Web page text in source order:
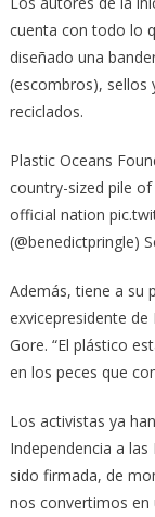
cuenta con todo lo
diseñado una
(escombros), sellos
reciclados.
Plastic Oceans
country-sized pile
official nation
(@benedictpringle)
Además, tiene a su
exvicepresidente de
Gore. “El plástico
en los peces que
Los activistas ya
Independencia a
sido firmada, de
nos convertimos en